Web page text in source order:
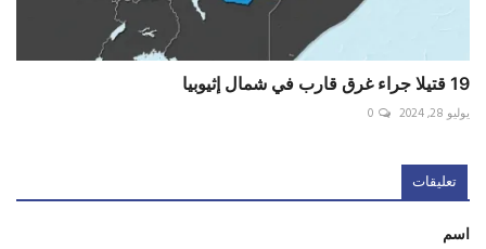
19 قتيلا جراء غرق قارب في شمال إثيوبيا
يوليو 28, 2024 0
تعليقات
اسم